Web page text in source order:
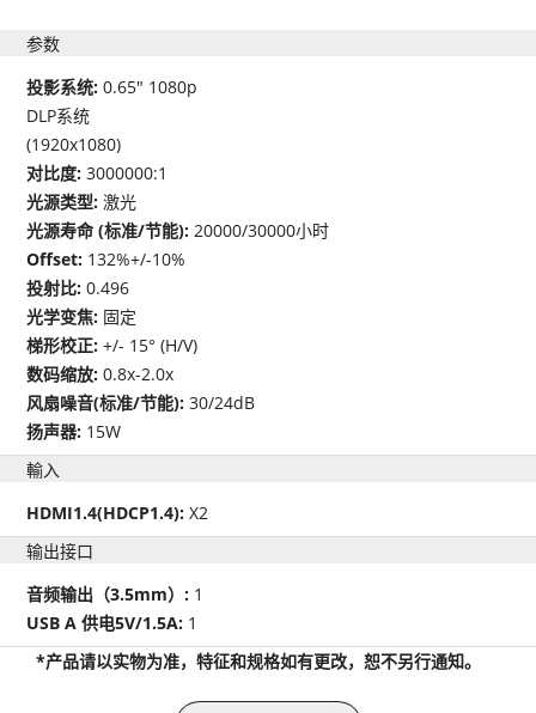
参数
投影系统:0.65" 1080p
DLP系统
(1920x1080)
对比度:3000000:1
光源类型:激光
光源寿命 (标准/节能): 20000/30000小时
Offset: 132%+/-10%
投射比:0.496
光学变焦: 固定
梯形校正:+/- 15° (H/V)
数码缩放:0.8x-2.0x
风扇噪音(标准/节能):30/24dB
扬声器: 15W
輸入
HDMI1.4(HDCP1.4):X2
输出接口
音频输出（3.5mm）: 1
USB A 供电5V/1.5A: 1
*产品请以实物为准，特征和规格如有更改，恕不另行通知。